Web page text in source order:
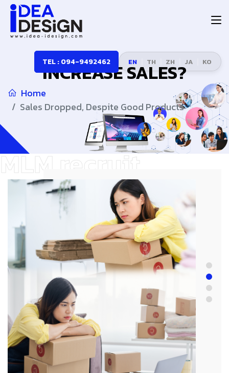
TEL : 094-9492462 EN TH ZH JA KO
INCREASE SALES?
Home
Sales Dropped, Despite Good Products